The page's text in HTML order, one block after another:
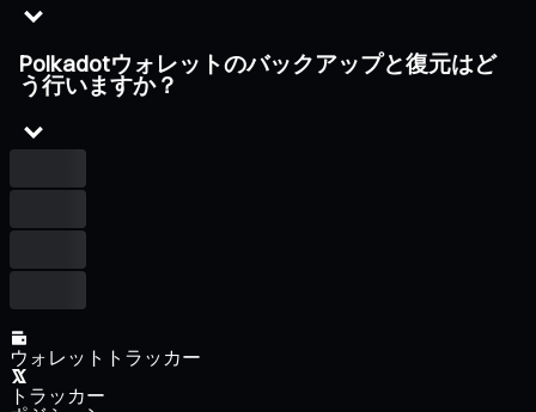
Polkadotウォレットのバックアップと復元はど
う行いますか？
ウォレットトラッカー
トラッカー